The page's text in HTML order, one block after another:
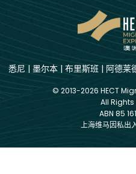
悉尼 | 墨尔本 | 布里斯班 | 阿德莱
© 2013-2026 HECT
All Rights
ABN 85
上海维马因私出